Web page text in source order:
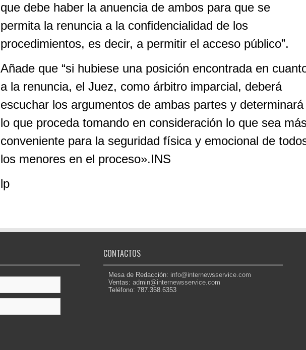
que debe haber la anuencia de ambos para que se
permita la renuncia a la confidencialidad de los
procedimientos, es decir, a permitir el acceso público”.
Añade que “si hubiese una posición encontrada en
a la renuncia, el Juez, como árbitro imparcial, deberá
escuchar los argumentos de ambas partes y determinará
lo que proceda tomando en consideración lo que sea
conveniente para la seguridad física y emocional de
los menores en el proceso».INS
lp
CONTACTOS
Mesa de Redacción: info@internewsservice.com
Ventas:admin@internewsservice.com
Teléfono: 787.368.6353